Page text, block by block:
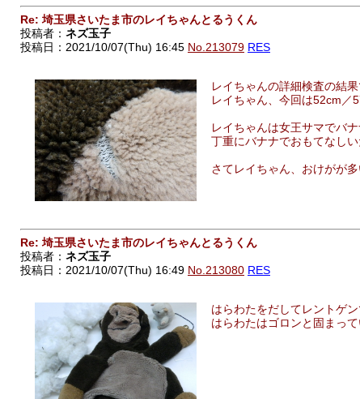
Re: 埼玉県さいたま市のレイちゃんとるうくん
投稿者： ネズ玉子
投稿日：2021/10/07(Thu) 16:45 No.213079 RES
レイちゃんの詳細検査の結果
レイちゃん、今回は52cm／
レイちゃんは女王サマでバ
丁重にバナナでおもてなし
さてレイちゃん、おけがが
Re: 埼玉県さいたま市のレイちゃんとるうくん
投稿者： ネズ玉子
投稿日：2021/10/07(Thu) 16:49 No.213080 RES
はらわたをだしてレントゲ
はらわたはゴロンと固まっ